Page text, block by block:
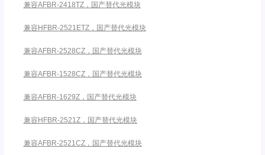
兼容AFBR-2418TZ，国产替代光模块
兼容HFBR-2521ETZ，国产替代光模块
兼容AFBR-2528CZ，国产替代光模块
兼容AFBR-1528CZ，国产替代光模块
兼容AFBR-1629Z，国产替代光模块
兼容HFBR-2521Z，国产替代光模块
兼容AFBR-2521CZ，国产替代光模块